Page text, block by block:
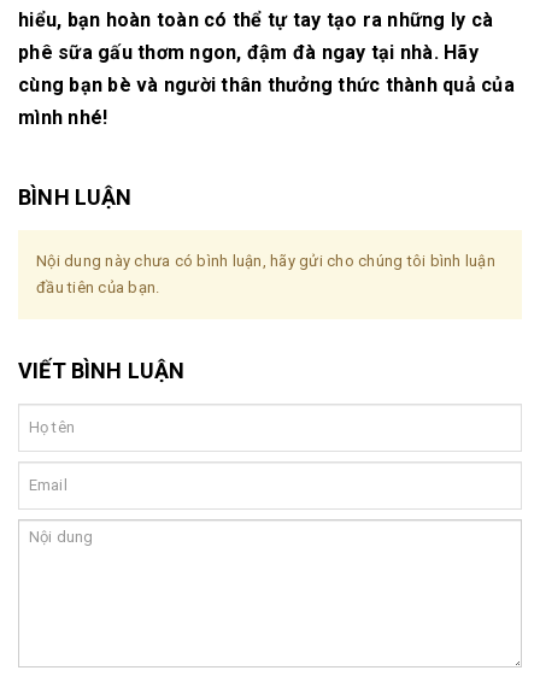
hiểu, bạn hoàn toàn có thể tự tay tạo ra những ly cà
phê sữa gấu thơm ngon, đậm đà ngay tại nhà. Hãy
cùng bạn bè và người thân thưởng thức thành quả của
mình nhé!
BÌNH LUẬN
Nội dung này chưa có bình luận, hãy gửi cho chúng tôi bình luận
đầu tiên của bạn.
VIẾT BÌNH LUẬN